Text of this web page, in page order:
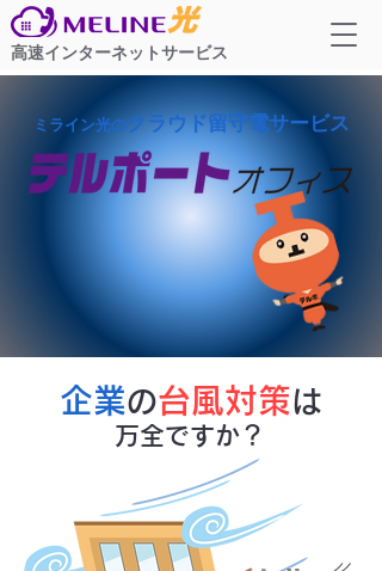
高速インターネットサービス
ミライン光のクラウド留守電サービス
企業の台風対策は
万全ですか？